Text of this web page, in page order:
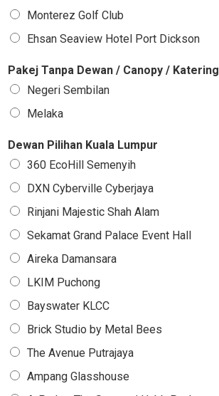
Monterez Golf Club
Ehsan Seaview Hotel Port Dickson
Pakej Tanpa Dewan / Canopy / Katering
Negeri Sembilan
Melaka
Dewan Pilihan Kuala Lumpur
360 EcoHill Semenyih
DXN Cyberville Cyberjaya
Rinjani Majestic Shah Alam
Sekamat Grand Palace Event Hall
Aireka Damansara
LKIM Puchong
Bayswater KLCC
Brick Studio by Metal Bees
The Avenue Putrajaya
Ampang Glasshouse